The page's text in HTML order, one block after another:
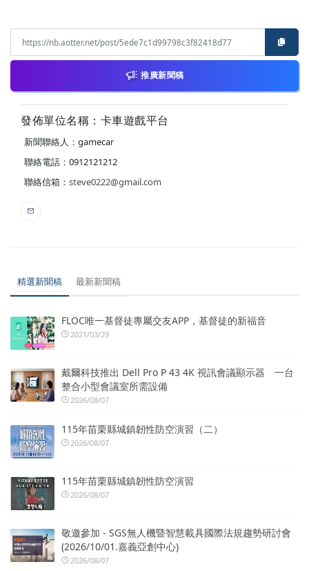
推廣新聞稿
發佈單位名稱：卡車遊戲平台
新聞聯絡人：gamecar
聯絡電話：0912121212
聯絡信箱： steve0222@gmail.com
精選新聞稿 最新新聞稿
FLOC唯一基督徒專屬交友APP，基督徒的新福音
2021/03/29
戴爾科技推出 Dell Pro P 43 4K 視訊會議顯示器 一台
整合小型會議室所需設備
2026/08/07
115年苗栗縣城鎮韌性防空演習（二）
2026/08/07
115年苗栗縣城鎮韌性防空演習
2026/08/07
敬邀參加 - SGS無人機暨智慧載具國際法規趨勢研討會
(2026/10/01.嘉義亞創中心)
2026/08/07